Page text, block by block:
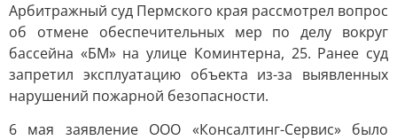
Арбитражный суд Пермского края рассмотрел вопрос
об отмене обеспечительных мер по делу вокруг
бассейна «БМ» на улице Коминтерна, 25. Ранее суд
запретил эксплуатацию объекта из-за выявленных
нарушений пожарной безопасности.
6 мая заявление ООО «Консалтинг-Сервис» было